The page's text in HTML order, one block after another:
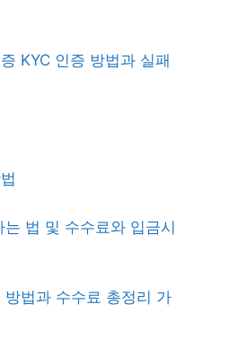
KYC 인증 방법과 실패
법 및 수수료와 입금시
방법과 수수료 총정리 가